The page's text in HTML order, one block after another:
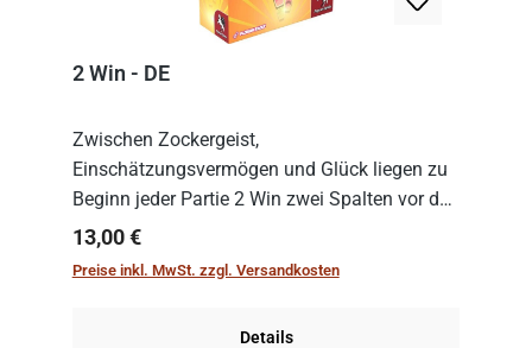
2 Win - DE
Zwischen Zockergeist,
Einschätzungsvermögen und Glück liegen zu
Beginn jeder Partie 2 Win zwei Spalten vor den
Spielenden aus, die es in die Höhe zu treiben
gilt. Doch das geht natürlich nur, solange man
Regulärer Preis:
13,00 €
Preise inkl. MwSt. zzgl. Versandkosten
Details